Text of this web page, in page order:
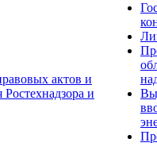
актов и
и